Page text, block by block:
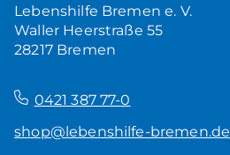
Lebenshilfe Bremen e. V.
Waller Heerstraße 55
28217 Bremen
0421 387 77-0
shop@lebenshilfe-bremen.de